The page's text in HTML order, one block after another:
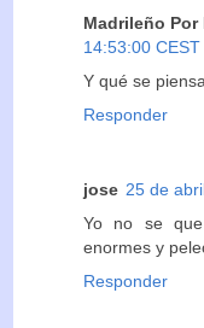
Madrileño Por
14:53:00 CEST
Y qué se
Responder
jose 25 de
Yo no se
enormes y
Responder